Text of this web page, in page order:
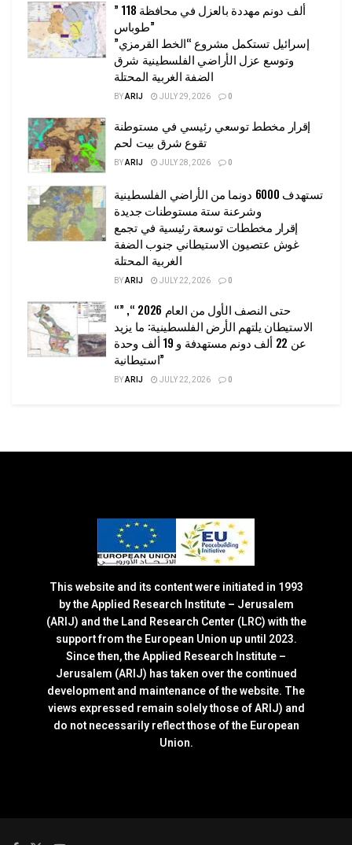
” 118 ألف دونم مهددة بالعزل في محافظة
طوباس”
إسرائيل تستكمل مشروع “الخط القرمزي”
وتوسع عزل الأراضي الفلسطينية شرق
الضفة الغربية المحتلة
BYARIJ JULY 29, 2026 0
إقرار مخطط توسعي رئيسي في مستوطنة
تقوع شرق بيت لحم
BYARIJ JULY 28, 2026 0
تستهدف 6000 دونما من الأراضي الفلسطينية
وشرعنة ستة مستوطنات جديدة
إقرار مخططات توسعة رئيسية في تجمع
غوش عتصيون الاستيطاني جنوب الضفة
الغربية المحتلة
BYARIJ JULY 22, 2026 0
“حتى النصف الأول من العام 2026 “, ”
الاستيطان يلتهم الأرض الفلسطينية: ما يزيد
عن 22 ألف دونم مستهدفة و 19 ألف وحدة
استيطانية”
BYARIJ JULY 22, 2026 0
This website and its content were initiated in 1993
by the Applied Research Institute – Jerusalem
(ARIJ) and the Land Research Center (LRC) with the
support from the European Union up until 2023.
Since then, the Applied Research Institute –
Jerusalem (ARIJ) has taken over the continued
development and maintenance of the website. The
views expressed remain solely those of ARIJ) and
do not necessarily reflect those of the European
Union.